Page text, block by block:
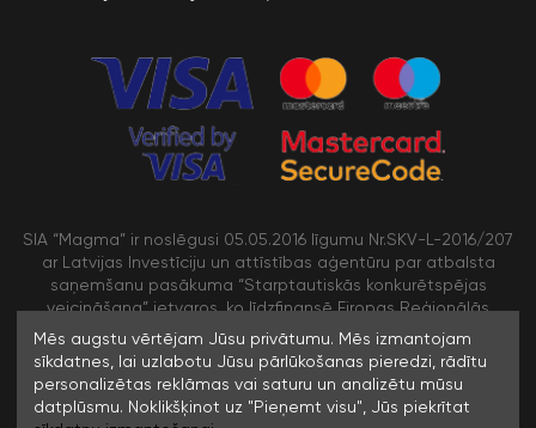
SIA “Magma” ir noslēgusi 05.05.2016 līgumu Nr.SKV-L-2016/207
ar Latvijas Investīciju un attīstības aģentūru par atbalsta
saņemšanu pasākuma “Starptautiskās konkurētspējas
veicināšana” ietvaros, ko līdzfinansē Eiropas Reģionālās
attīstības fonds
Mēs augstu vērtējam Jūsu privātumu. Mēs izmantojam
sīkdatnes, lai uzlabotu Jūsu pārlūkošanas pieredzi, rādītu
personalizētas reklāmas vai saturu un analizētu mūsu
datplūsmu. Noklikšķinot uz "Pieņemt visu", Jūs piekrītat